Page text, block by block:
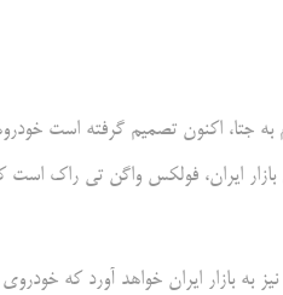
جتا، اکنون تصمیم گرفته است
بازار ایران، فولکس واگن تی راک